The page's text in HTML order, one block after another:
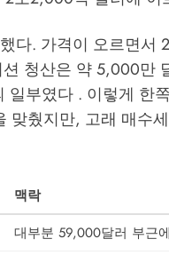
다. 가격이 오르면서
청산은 약 5,000만
부였다 . 이렇게 한
맞췄지만, 고래 매수
맥락
대부분 59,000달러 부근